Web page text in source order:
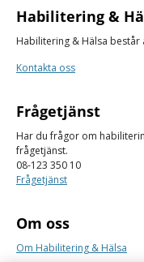
Habilitering &
Habilitering & Hälsa består
Kontakta oss
Frågetjänst
Har du frågor om
frågetjänst.
08-123 350 10
Frågetjänst
Om oss
Om Habilitering & Hälsa